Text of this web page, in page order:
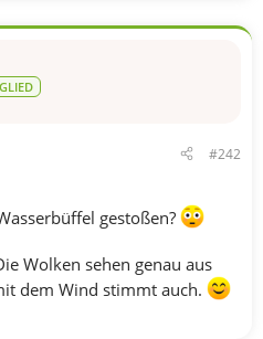
#242
gestoßen?
Wolken sehen genau aus
dem Wind stimmt auch.